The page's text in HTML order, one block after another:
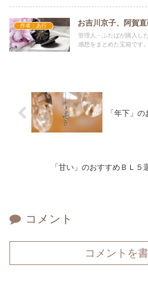
作者：あ行 お吉川京子、阿賀
管理人・ふたばが購入し
感想をまとめた宝箱です。
「年下」
「甘い」のおすすめＢＬ５
コメント
コメントを